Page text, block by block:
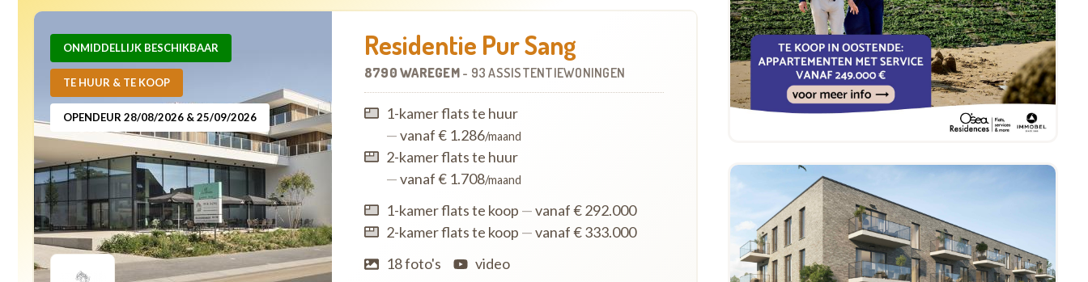
ONMIDDELLIJK BESCHIKBAAR
TE HUUR & TE KOOP
OPENDEUR 28/08/2026 & 25/09/2026
Residentie Pur Sang
8790 WAREGEM - 93 ASSISTENTIEWONINGEN
1-kamer flats te huur
—vanaf € 1.286/maand
2-kamer flats te huur
—vanaf € 1.708/maand
1-kamer flats te koop —vanaf € 292.000
2-kamer flats te koop —vanaf € 333.000
18 foto's
video